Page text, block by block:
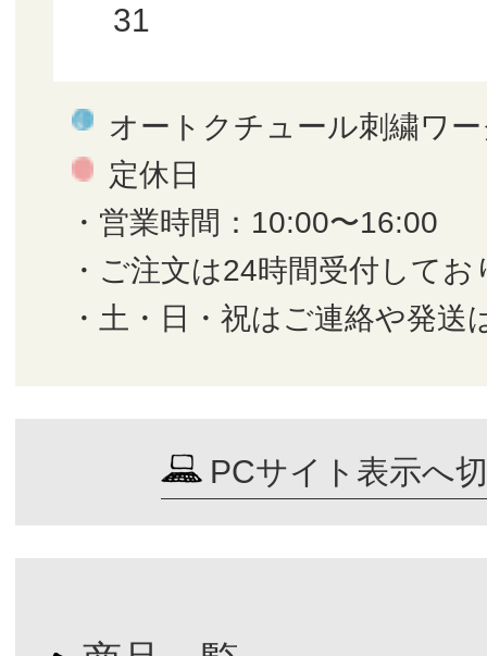
31
オートクチュール刺繍ワ
定休日
・営業時間：10:00〜16:00
・ご注文は24時間受付してお
・土・日・祝はご連絡や発送
PCサイト表示へ